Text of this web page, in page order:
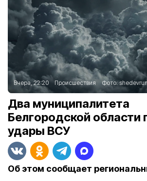
Вчера, 22:20 Происшествия Фото:
Два муниципалитета
Белгородской области
удары ВСУ
Об этом сообщает